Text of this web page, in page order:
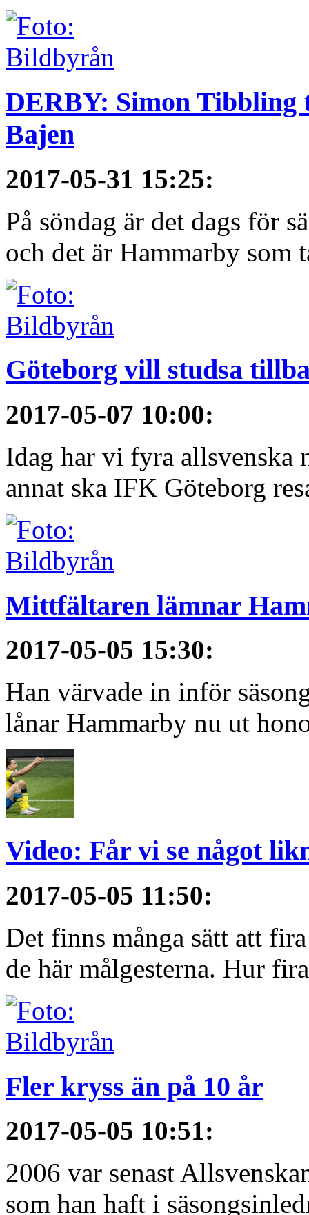
DERBY: Simon
Bajen
2017-05-31 15:25:
På söndag är det dags för
och det är Hammarby som
Göteborg vill studsa
2017-05-07 10:00:
Idag har vi fyra allsvenska
annat ska IFK Göteborg
Mittfältaren lämnar
2017-05-05 15:30:
Han värvade in inför
lånar Hammarby nu ut
Video: Får vi se något
2017-05-05 11:50:
Det finns många sätt att
de här målgesterna. Hur
Fler kryss än på 10 år
2017-05-05 10:51:
2006 var senast
som han haft i